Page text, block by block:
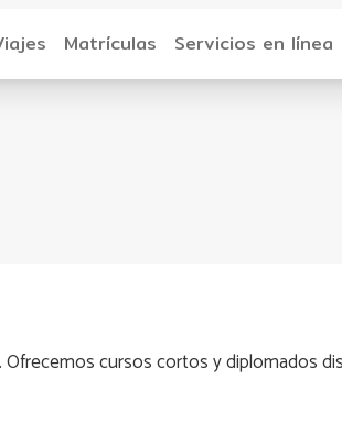
Matrículas Servicios en línea
cursos cortos y diplomados